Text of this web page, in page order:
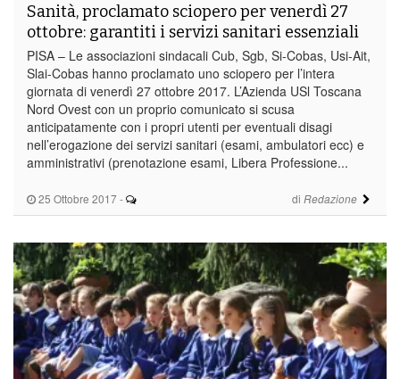
25 Ottobre 2017 - di Redazione
Sanità, proclamato sciopero per venerdì 27
ottobre: garantiti i servizi sanitari essenziali
PISA – Le associazioni sindacali Cub, Sgb, Si-Cobas, Usi-Ait,
Slai-Cobas hanno proclamato uno sciopero per l’intera
giornata di venerdì 27 ottobre 2017. L’Azienda USl Toscana
Nord Ovest con un proprio comunicato si scusa
anticipatamente con i propri utenti per eventuali disagi
nell’erogazione dei servizi sanitari (esami, ambulatori ecc) e
amministrativi (prenotazione esami, Libera Professione...